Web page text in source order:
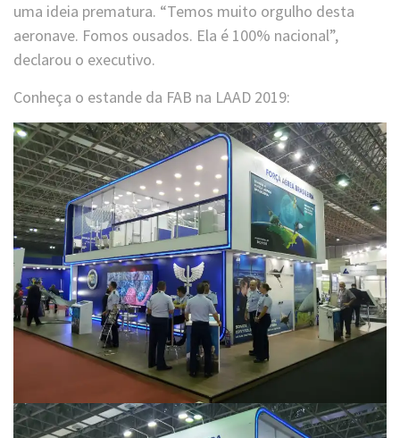
uma ideia prematura. “Temos muito orgulho desta
aeronave. Fomos ousados. Ela é 100% nacional”,
declarou o executivo.
Conheça o estande da FAB na LAAD 2019: